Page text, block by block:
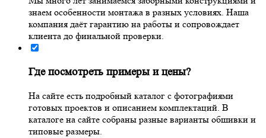
знаем особенности монтажа в разных условиях. Наша
компания даёт гарантию на работы и сопровождает
клиента до финальной проверки.
Где посмотреть примеры и цены?
На сайте есть подробный каталог с фотографиями
готовых проектов и описанием комплектаций. В
каталоге на сайте собраны разные варианты обшивки и
типовые размеры.